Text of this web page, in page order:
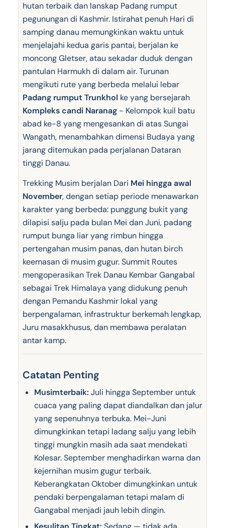
hutan terbaik dan lanskap Padang rumput
pegunungan di Kashmir. Istirahat penuh Hari di
samping danau memungkinkan waktu untuk
menjelajahi kedua garis pantai, berjalan ke
moncong Gletser, atau sekadar duduk dengan
pantulan Harmukh di dalam air. Turunan
mengikuti rute yang berbeda melalui lebar
Padang rumput Trunkhol ke yang bersejarah
Kompleks candi Naranag- Kelompok kuil batu
abad ke-8 yang mengesankan di atas Sungai
Wangath, menambahkan dimensi Budaya yang
jarang ditemukan pada perjalanan Dataran
tinggi Danau.
Trekking Musim berjalan Dari Mei hingga awal
November, dengan setiap periode menawarkan
karakter yang berbeda: punggung bukit yang
dilapisi salju pada bulan Mei dan Juni, padang
rumput bunga liar yang rimbun hingga
pertengahan musim panas, dan hutan birch
keemasan di musim gugur. Summit Routes
mengoperasikan Trek Danau Kembar Gangabal
sebagai Trek Himalaya yang didukung penuh
dengan Pemandu Kashmir lokal yang
berpengalaman, infrastruktur berkemah lengkap,
Juru masakkhusus, dan membawa peralatan
antar kamp.
Catatan Penting
Musimterbaik: Juli hingga September untuk
cuaca yang paling dapat diandalkan dan jalur
yang sepenuhnya terbuka. Mei-Juni
dimungkinkan tetapi ladang salju yang lebih
tinggi mungkin masih ada saat mendekati
Kolesar. September menghadirkan warna dan
kejernihan musim gugur terbaik.
Keberangkatan Oktober dimungkinkan untuk
pendaki berpengalaman tetapi malam di
Gangabal menjadi jauh lebih dingin.